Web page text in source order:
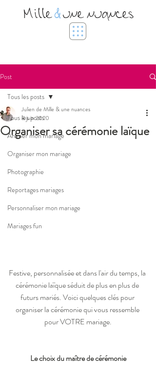
Mille&une nuances
Post
Tous les posts
Animer mon mariage
Organiser mon mariage
Photographie
Reportages mariages
Personnaliser mon mariage
Mariages fun
Tous les posts
Organiser sa cérémonie laïque
Julien de Mille & une nuances
8 juin 2020
Festive, personnalisée et dans l'air du temps, la
cérémonie laïque séduit de plus en plus de
futurs mariés. Voici quelques clés pour
organiser la cérémonie qui vous ressemble
pour VOTRE mariage.
Le choix du maître de cérémonie